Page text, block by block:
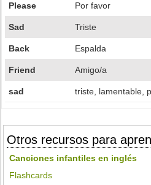
Please Por favor
Sad Triste
Back Espalda
Friend Amigo/a
sad triste, lamentable,
Otros recursos para
Canciones infantiles en inglés
Flashcards